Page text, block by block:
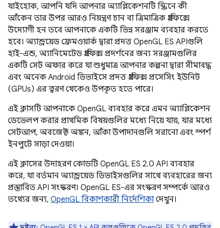
যাইহোক, আপনি যদি আপনার অ্যাপ্লিকেশনটি স্ক্রিনে কী
আঁকেন তার উপর আরও নিয়ন্ত্রণ চান বা ত্রিমাত্রিক গ্রাফিক্সে
উদ্যোগী হন তবে আপনাকে একটি ভিন্ন সরঞ্জাম ব্যবহার করতে
হবে। অ্যান্ড্রয়েড ফ্রেমওয়ার্ক দ্বারা প্রদত্ত OpenGL ES APIগুলি
হাই-এন্ড, অ্যানিমেটেড গ্রাফিক্স প্রদর্শনের জন্য সরঞ্জামগুলির
একটি সেট অফার করে যা শুধুমাত্র আপনার কল্পনা দ্বারা সীমাবদ্ধ
এবং অনেক Android ডিভাইসে প্রদত্ত গ্রাফিক্স প্রসেসিং ইউনিট
(GPUs) এর ত্বরণ থেকেও উপকৃত হতে পারে।
এই ক্লাসটি আপনাকে OpenGL ব্যবহার করে এমন অ্যাপ্লিকেশন
ডেভেলপ করার প্রাথমিক বিষয়গুলির মধ্যে নিয়ে যায়, যার মধ্যে
সেটআপ, অবজেক্ট অঙ্কন, আঁকা উপাদানগুলি সরানো এবং স্পর্শ
ইনপুটে সাড়া দেওয়া।
এই ক্লাসের উদাহরণ কোডটি OpenGL ES 2.0 API ব্যবহার
করে, যা বর্তমান অ্যান্ড্রয়েড ডিভাইসগুলির সাথে ব্যবহারের জন্য
প্রস্তাবিত API সংস্করণ। OpenGL ES-এর সংস্করণ সম্পর্কে আরও
তথ্যের জন্য, OpenGL বিকাশকারী নির্দেশিকাদেখুন।